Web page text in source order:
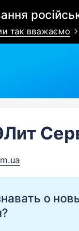
так вважаємо
о